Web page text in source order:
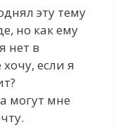
эту тему
но как ему
нет в
если я
могут мне